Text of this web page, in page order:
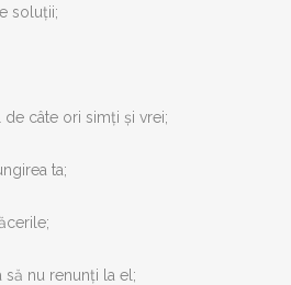
soluții;
câte ori simți și vrei;
ta;
să nu renunți la el;